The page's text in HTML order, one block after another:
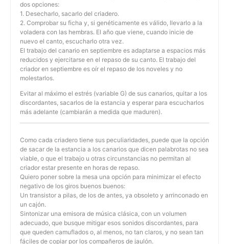
dos opciones:
1. Desecharlo, sacarlo del criadero.
2. Comprobar su ficha y, si genéticamente es válido, llevarlo a la
voladera con las hembras. El año que viene, cuando inicie de
nuevo el canto, escucharlo otra vez.
El trabajo del canario en septiembre es adaptarse a espacios más
reducidos y ejercitarse en el repaso de su canto. El trabajo del
criador en septiembre es oír el repaso de los noveles y no
molestarlos.
Evitar al máximo el estrés (variable G) de sus canarios, quitar a los
discordantes, sacarlos de la estancia y esperar para escucharlos
más adelante (cambiarán a medida que maduren).
Como cada criadero tiene sus peculiaridades, puede que la opción
de sacar de la estancia a los canarios que dicen palabrotas no sea
viable, o que el trabajo u otras circunstancias no permitan al
criador estar presente en horas de repaso.
Quiero poner sobre la mesa una opción para minimizar el efecto
negativo de los giros buenos buenos:
Un transistor a pilas, de los de antes, ya obsoleto y arrinconado en
un cajón.
Sintonizar una emisora de música clásica, con un volumen
adecuado, que busque mitigar esos sonidos discordantes, para
que queden camuflados o, al menos, no tan claros, y no sean tan
fáciles de copiar por los compañeros de jaulón.